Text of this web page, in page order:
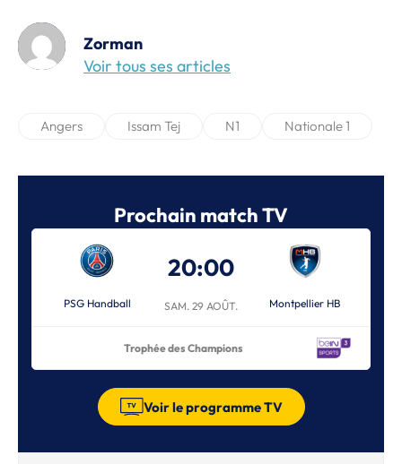
Zorman
Voir tous ses articles
Angers Issam Tej N1 Nationale 1
Prochain match TV
PSG Handball
20:00
SAM. 29 AOÛT. Montpellier HB
Trophée des Champions
Voir le programme TV